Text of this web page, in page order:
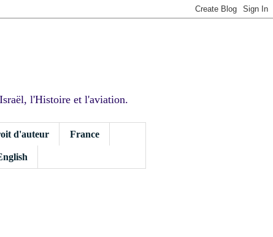
l'Histoire et l'aviation.
d'auteur France